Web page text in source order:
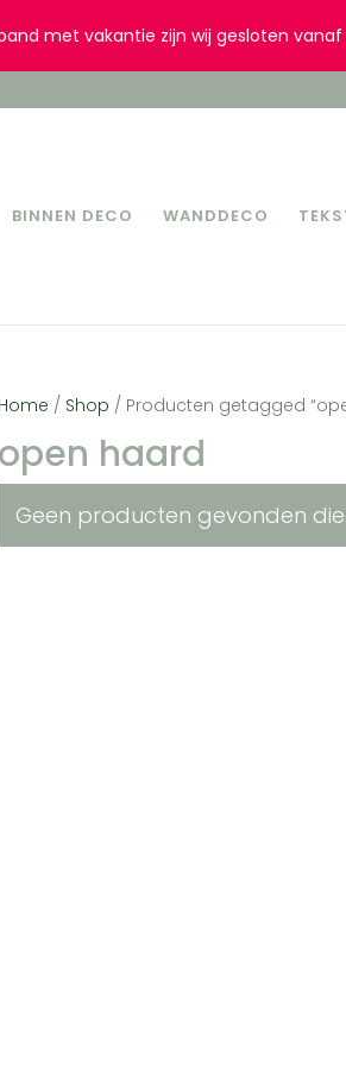
BINNEN DECO WANDDECO
Home / Shop / Producten getagged
open haard
Geen producten gevonden
met vakantie zijn wij gesloten